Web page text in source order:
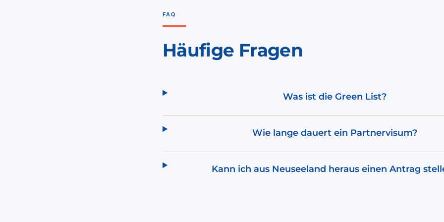
FAQ
Häufige Fragen
Was ist die Green List?
Wie lange dauert ein Partnervisum?
Kann ich aus Neuseeland heraus einen Antrag